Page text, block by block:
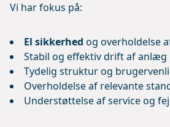
Vi har fokus på:
El sikkerhed og overholdelse
Stabil og effektiv drift af anlæg
Tydelig struktur og
Overholdelse af relevante
Understøttelse af service og